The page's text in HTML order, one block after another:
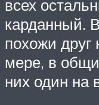
всех
карданный.
похожи друг
мере, в
них один на